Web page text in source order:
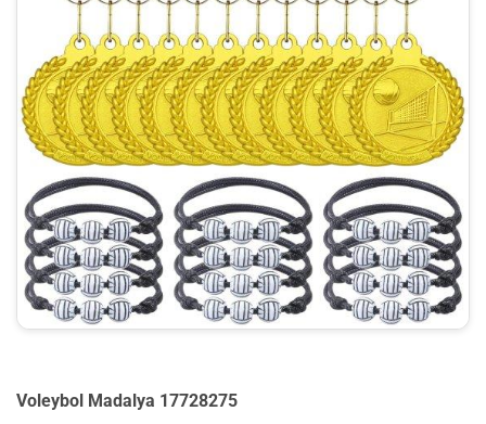
Voleybol Madalya 17728275